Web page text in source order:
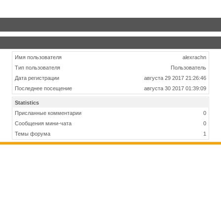
Имя пользователя
alexrachn
Тип пользователя
Пользователь
Дата регистрации
августа 29 2017 21:26:46
Последнее посещение
августа 30 2017 01:39:09
Statistics
Присланные комментарии
0
Сообщения мини-чата
0
Темы форума
1